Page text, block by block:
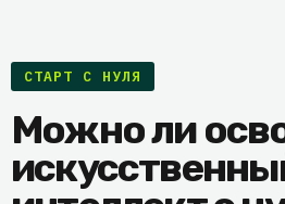
СТАРТ С НУЛЯ
Можно ли